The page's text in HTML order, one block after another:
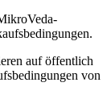
auf öffentlich
von